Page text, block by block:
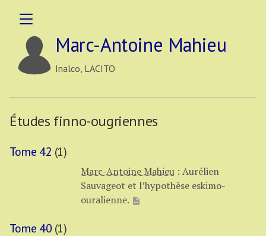
Marc-Antoine Mahieu
Inalco, LACITO
Études finno-ougriennes
Tome 42 (1)
Marc-Antoine Mahieu : Aurélien
Sauvageot et l’hypothèse eskimo-
ouralienne.
Tome 40 (1)